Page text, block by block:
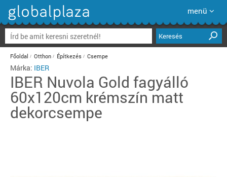
menü
Keresés
Főoldal Otthon Építkezés Csempe
Márka: IBER
IBER Nuvola Gold fagyálló
60x120cm krémszín matt
dekorcsempe